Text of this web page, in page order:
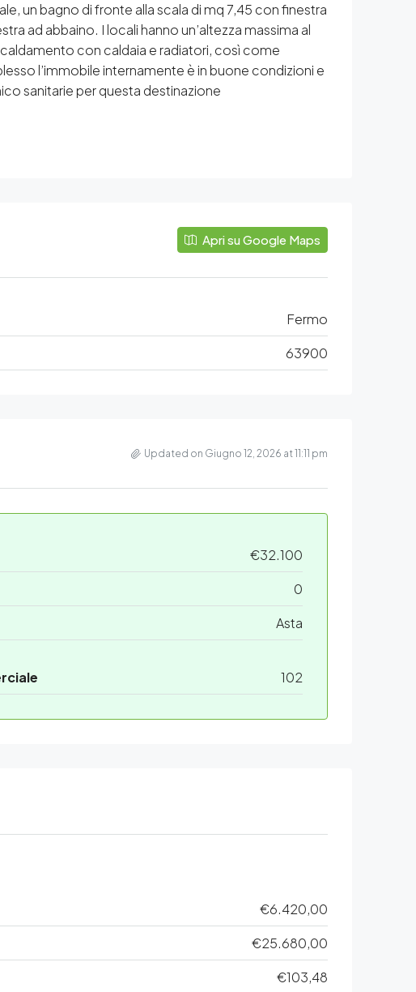
un bagno di fronte alla scala di mq 7,45 con finestra
ad abbaino. I locali hanno un’altezza massima al
con caldaia e radiatori, così come
l’immobile internamente è in buone condizioni e
sanitarie per questa destinazione
Apri su Google Maps
Fermo
63900
Updated on Giugno 12, 2026 at 11:11 pm
€32.100
0
Asta
102
€6.420,00
€25.680,00
€103,48